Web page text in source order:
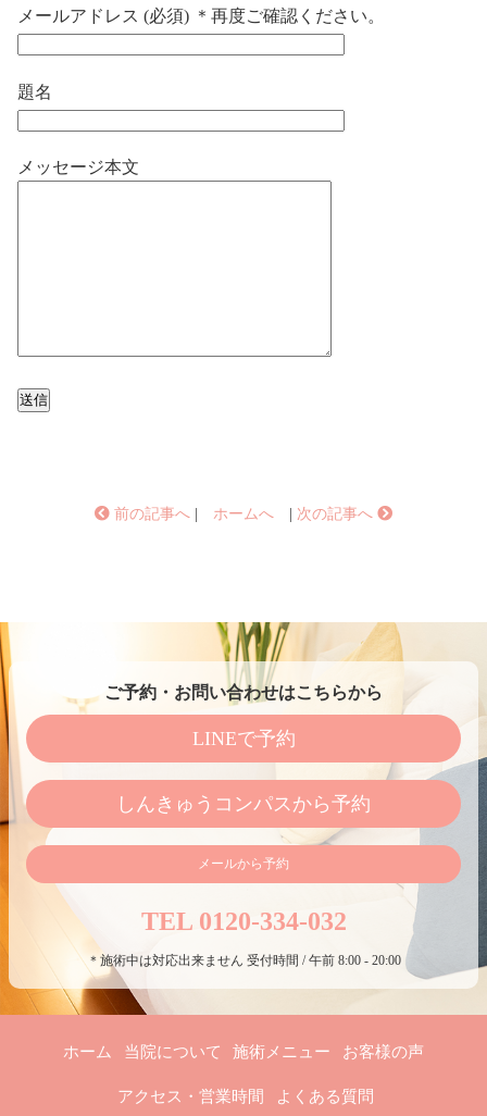
メールアドレス (必須) ＊再度ご確認ください。
題名
メッセージ本文
前の記事へ ホームへ 次の記事へ
ご予約・お問い合わせはこちらから
LINEで予約
しんきゅうコンパスから予約
メールから予約
TEL 0120-334-032
＊施術中は対応出来ません 受付時間 / 午前 8:00 - 20:00
ホーム 当院について 施術メニュー お客様の声
アクセス・営業時間 よくある質問